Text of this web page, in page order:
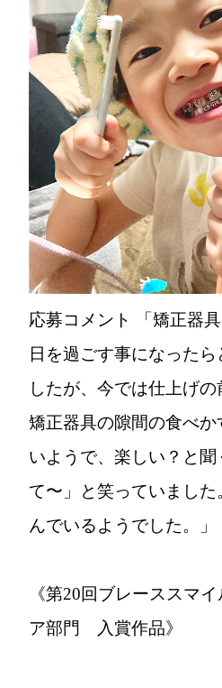
応募コメント
「矯正器
日を過ごす事になった
したが、今では仕上げ
矯正器具の隙間の食べか
いようで、楽しい？と聞
て〜」と笑っていまし
んでいるようでした。」
《第20回ブレーススマ
ア部門 入賞作品》